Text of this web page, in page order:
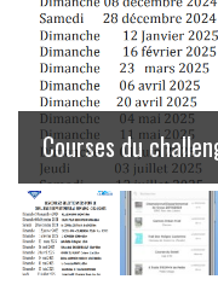
Le calendrier de la